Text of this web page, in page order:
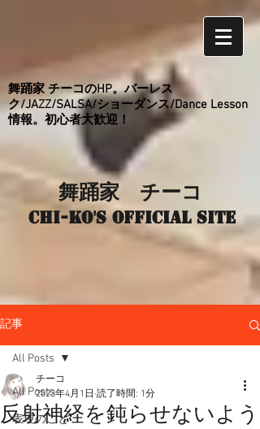
舞踊家 チーコのHP。バーレス
ク/JAZZ/SALSA/ショーダンス/Dance Lesson
情報。初心者大歓迎！
舞踊家 チーコ
Chi-ko's Official site
記事
All Posts
表現のこと
All Posts
反射神経を鈍らせないよう
チーコ
2023年4月1日 読了時間: 1分